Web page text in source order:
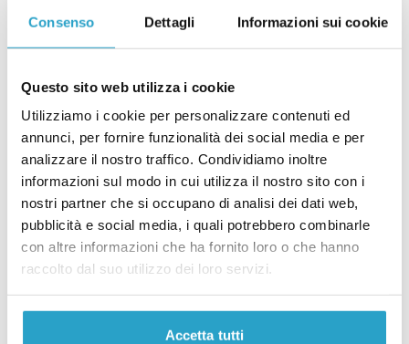
Consenso Dettagli Informazioni sui cookie
Questo sito web utilizza i cookie
Utilizziamo i cookie per personalizzare contenuti ed
annunci, per fornire funzionalità dei social media e per
analizzare il nostro traffico. Condividiamo inoltre
informazioni sul modo in cui utilizza il nostro sito con i
nostri partner che si occupano di analisi dei dati web,
pubblicità e social media, i quali potrebbero combinarle
con altre informazioni che ha fornito loro o che hanno
raccolto dal suo utilizzo dei loro servizi.
Accetta tutti
comparto agricolo e combattere i cambiamenti
climatici, due temi che ultimamente sono entrati in
contrasto tra loro.
Un esercito e un debito comune
In questa puntata parliamo di un’altra vicenda che
ha a che fare con i confini dell’Ue: l’aumento della
spesa nel settore della difesa e la possibilità di
di cose da mettere in comune, vari partiti
propongono di creare più debito comune europeo
SCOPRI DI PIÙ